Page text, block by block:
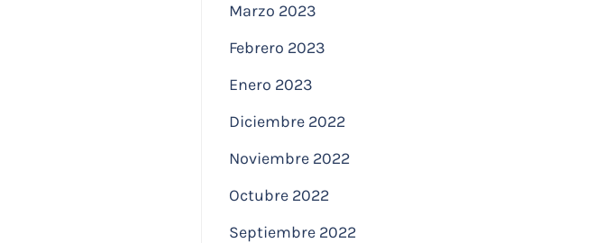
Marzo 2023
Febrero 2023
Enero 2023
Diciembre 2022
Noviembre 2022
Octubre 2022
Septiembre 2022